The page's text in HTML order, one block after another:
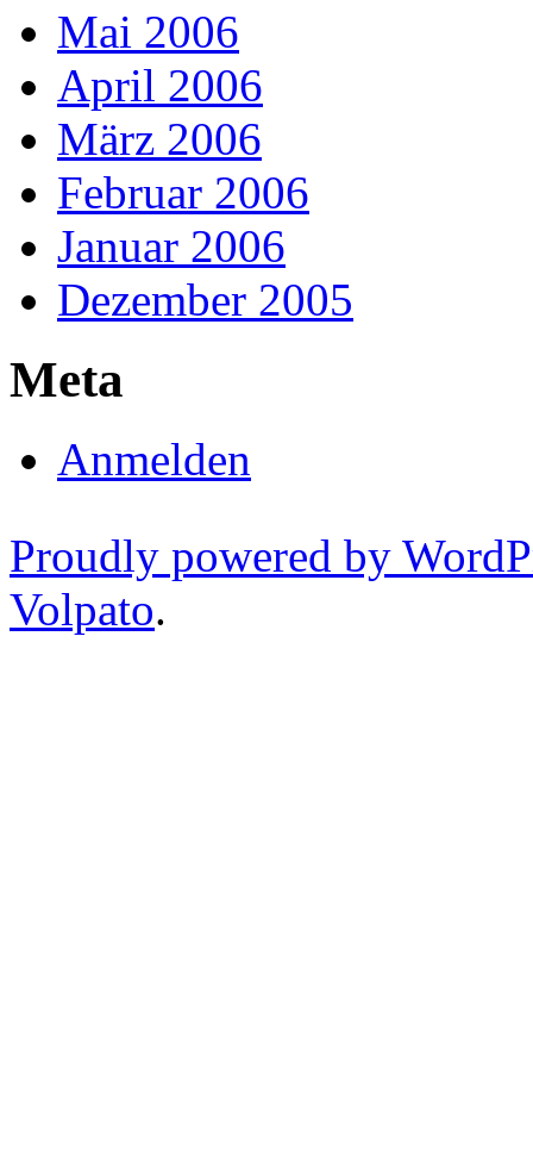
Mai 2006
April 2006
März 2006
Februar 2006
Januar 2006
Dezember 2005
Meta
Anmelden
Proudly powered by
Volpato.